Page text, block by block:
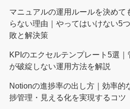
マニュアルの運用ルールを決めて
らない理由｜やってはいけない5
敗と解決策
KPIのエクセルテンプレート5選｜
が破綻しない運用方法を解説
Notionの進捗率の出し方｜効率的
捗管理・見える化を実現するコツ